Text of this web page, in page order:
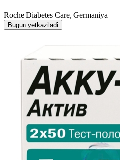
Roche Diabetes Care, Germaniya
Bugun yetkaziladi